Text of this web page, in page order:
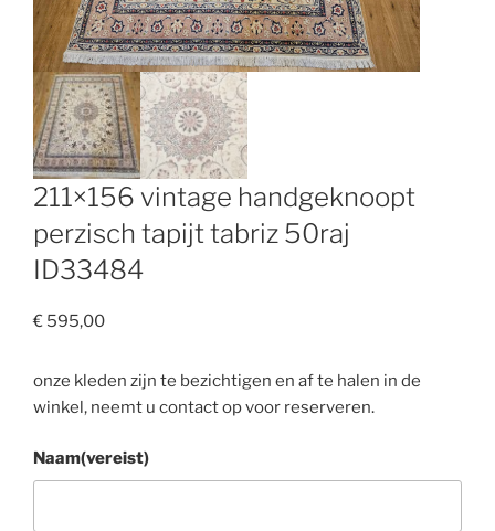
211×156 vintage handgeknoopt
perzisch tapijt tabriz 50raj
ID33484
€ 595,00
onze kleden zijn te bezichtigen en af te halen in de
winkel, neemt u contact op voor reserveren.
Naam(vereist)